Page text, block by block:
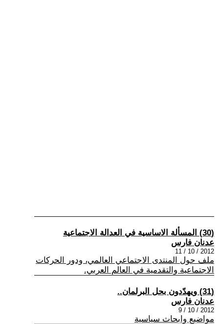
(30) المسألة الاساسية في العدالة الاجتماعية
عدنان فارس
2012 / 10 / 11
ملف حول المنتدى الاجتماعي العالمي، ودور الحركات
الاجتماعية والتقدمية في العالم العربي.
(31) ويهدّدون بحل البرلمان..
عدنان فارس
2012 / 10 / 9
مواضيع وابحاث سياسية